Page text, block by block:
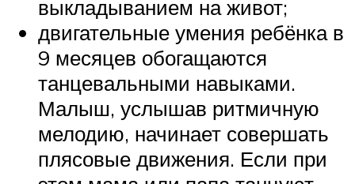
выкладыванием на живот;
двигательные умения ребёнка в
9 месяцев обогащаются
танцевальными навыками.
Малыш, услышав ритмичную
мелодию, начинает совершать
плясовые движения. Если при